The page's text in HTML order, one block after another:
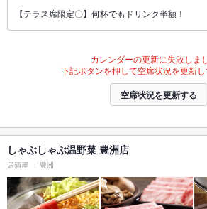
【テラス席限定〇】何杯でもドリンク半額！
カレンダーの更新に失敗しまし
下記ボタンを押して空席状況を更新し
空席状況を更新する
しゃぶしゃぶ温野菜 豊洲店
居酒屋 豊洲